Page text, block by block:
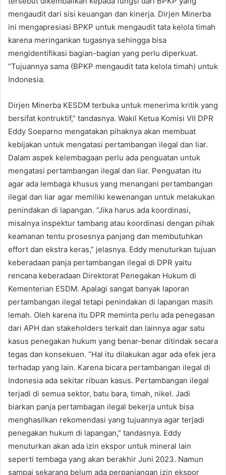
mengaudit dari sisi keuangan dan kinerja. Dirjen Minerba
ini mengapresiasi BPKP untuk mengaudit tata kelola timah
karena meringankan tugasnya sehingga bisa
mengidentifikasi bagian-bagian yang perlu diperkuat.
“Tujuannya sama (BPKP mengaudit tata kelola timah) untuk
Indonesia.
Dirjen Minerba KESDM terbuka untuk menerima kritik yang
bersifat kontruktif,” tandasnya. Wakil Ketua Komisi VII DPR
Eddy Soeparno mengatakan pihaknya akan membuat
kebijakan untuk mengatasi pertambangan ilegal dan liar.
Dalam aspek kelembagaan perlu ada penguatan untuk
mengatasi pertambangan ilegal dan liar. Penguatan itu
agar ada lembaga khusus yang menangani pertambangan
ilegal dan liar agar memiliki kewenangan untuk melakukan
penindakan di lapangan. “Jika harus ada koordinasi,
misalnya inspektur tambang atau koordinasi dengan pihak
keamanan tentu prosesnya panjang dan membutuhkan
effort dan ekstra keras,” jelasnya. Eddy menuturkan tujuan
keberadaan panja pertambangan ilegal di DPR yaitu
rencana keberadaan Direktorat Penegakan Hukum di
Kementerian ESDM. Apalagi sangat banyak laporan
pertambangan ilegal tetapi penindakan di lapangan masih
lemah. Oleh karena itu DPR meminta perlu ada penegasan
dari APH dan stakeholders terkait dan lainnya agar satu
kasus penegakan hukum yang benar-benar ditindak secara
tegas dan konsekuen. “Hal itu dilakukan agar ada efek jera
terhadap yang lain. Karena bicara pertambangan ilegal di
Indonesia ada sekitar ribuan kasus. Pertambangan ilegal
terjadi di semua sektor, batu bara, timah, nikel. Jadi
biarkan panja pertambagan ilegal bekerja untuk bisa
menghasilkan rekomendasi yang tujuannya agar terjadi
penegakan hukum di lapangan,” tandasnya. Eddy
menuturkan akan ada izin ekspor untuk mineral lain
seperti tembaga yang akan berakhir Juni 2023. Namun
sampai sekarang belum ada perpanjangan izin ekspor